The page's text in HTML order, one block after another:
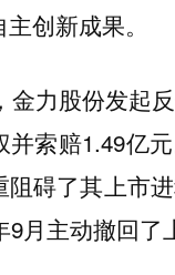
创新成果。
金力股份发起
并索赔1.49亿
阻碍了其上市
月主动撤回了